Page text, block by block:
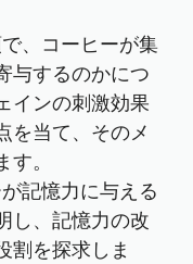
、コーヒーが集
与するのかにつ
インの刺激効果
を当て、そのメ
。
記憶力に与える
し、記憶力の改
割を探求しま